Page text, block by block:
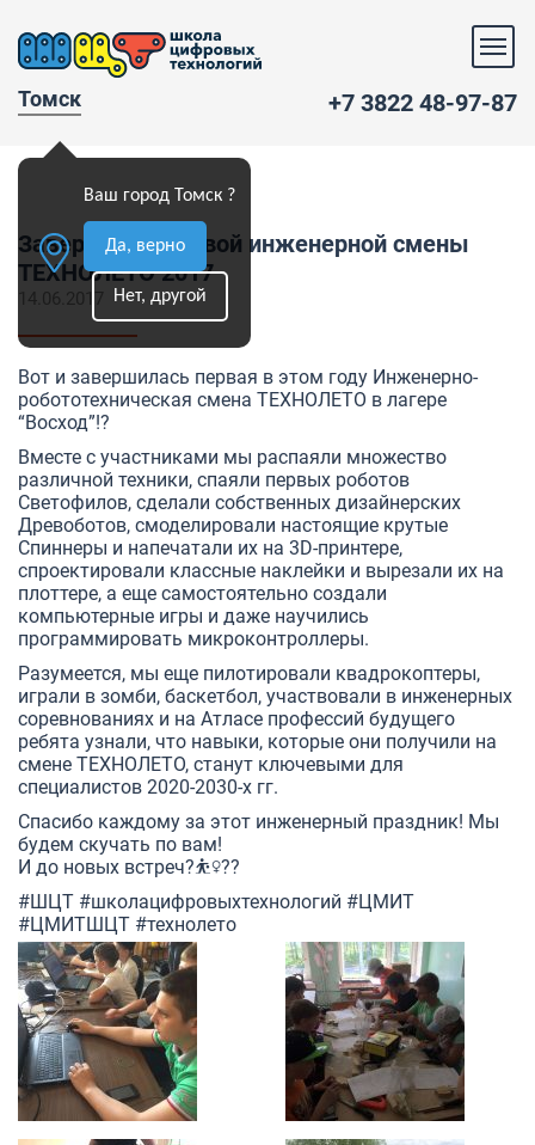
Томск
Ваш город Томск ?
Да, верно
Нет, другой
+7 3822 48-97-87
Завершение первой инженерной смены
ТЕХНОЛЕТО 2017
14.06.2017
Вот и завершилась первая в этом году Инженерно-
робототехническая смена ТЕХНОЛЕТО в лагере
“Восход”!?
Вместе с участниками мы распаяли множество
различной техники, спаяли первых роботов
Светофилов, сделали собственных дизайнерских
Древоботов, смоделировали настоящие крутые
Спиннеры и напечатали их на 3D-принтере,
спроектировали классные наклейки и вырезали их на
плоттере, а еще самостоятельно создали
компьютерные игры и даже научились
программировать микроконтроллеры.
Разумеется, мы еще пилотировали квадрокоптеры,
играли в зомби, баскетбол, участвовали в инженерных
соревнованиях и на Атласе профессий будущего
ребята узнали, что навыки, которые они получили на
смене ТЕХНОЛЕТО, станут ключевыми для
специалистов 2020-2030-х гг.
Спасибо каждому за этот инженерный праздник! Мы
будем скучать по вам!
И до новых встреч?⛹‍♀️??
#ШЦТ #школацифровыхтехнологий #ЦМИТ
#ЦМИТШЦТ #технолето